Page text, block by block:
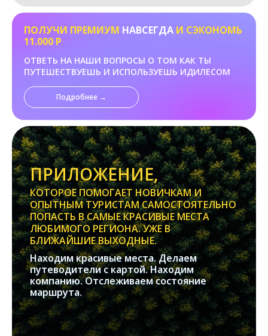
ПОЛУЧИ ПРЕМИУМ НАВСЕГДА И СЭКОНОМЬ
11.000 Р
ОТВЕТЬ НА НАШИ ВОПРОСЫ О ТОМ КАК ТЫ
ПУТЕШЕСТВУЕШЬ И ИСПОЛЬЗУЕШЬ ИДИЛЕСОМ
Подробнее →
ПРИЛОЖЕНИЕ,
КОТОРОЕ ПОМОГАЕТ НОВИЧКАМ И
ОПЫТНЫМ ТУРИСТАМ САМОСТОЯТЕЛЬНО
ПОПАСТЬ В САМЫЕ КРАСИВЫЕ МЕСТА
ЛЮБИМОГО РЕГИОНА. УЖЕ В
БЛИЖАЙШИЕ ВЫХОДНЫЕ.
Находим красивые места. Делаем
путеводители с картой. Находим
компанию. Отслеживаем состояние
маршрута.